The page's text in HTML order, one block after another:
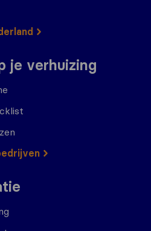
je verhuizing